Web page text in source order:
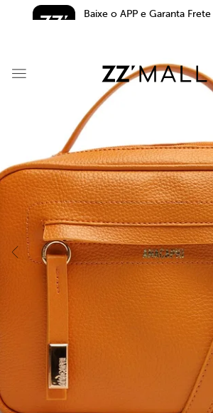
Baixe o APP e Garanta Frete